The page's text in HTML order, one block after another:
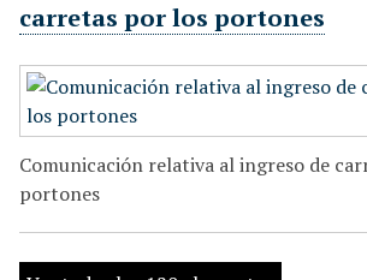
carretas por los portones
Comunicación relativa al ingreso de
portones